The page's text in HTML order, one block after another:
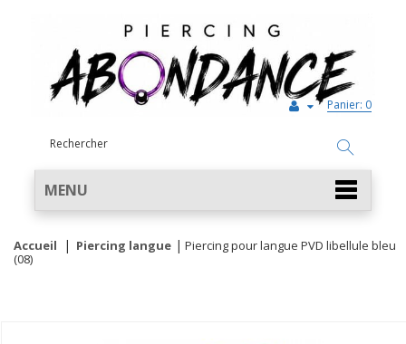
Panier: 0
MENU
Accueil Piercing langue
Piercing pour langue PVD libellule bleu
(08)